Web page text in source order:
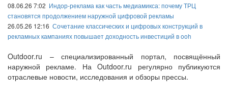
08.06.26 7:02 Индор-реклама как часть медиамикса: почему ТРЦ
становятся продолжением наружной цифровой рекламы
26.05.26 12:16 Сочетание классических и цифровых конструкций в
рекламных кампаниях повышает доходность инвестиций в ooh
Outdoor.ru – специализированный портал, посвящённый
наружной рекламе. На Outdoor.ru регулярно публикуются
отраслевые новости, исследования и обзоры прессы.